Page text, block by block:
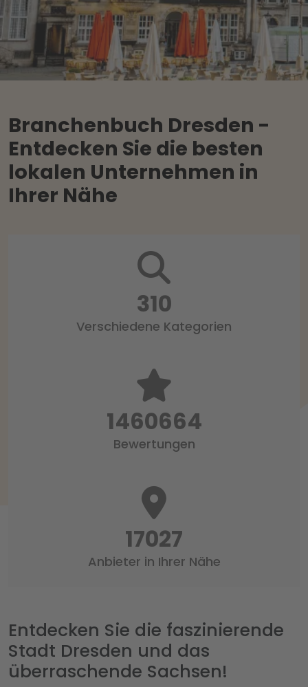
Branchenbuch Dresden -
Entdecken Sie die besten
lokalen Unternehmen in
Ihrer Nähe
318
Verschiedene Kategorien
1497519
Bewertungen
17457
Anbieter in Ihrer Nähe
Entdecken Sie die faszinierende
Stadt Dresden und das
überraschende Sachsen!